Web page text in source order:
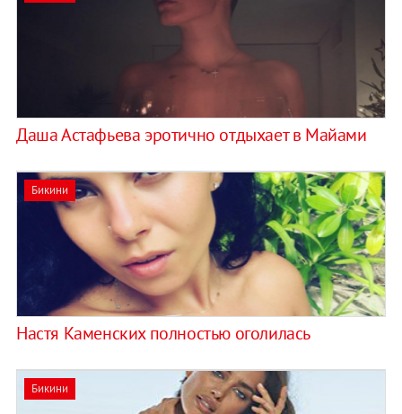
Даша Астафьева эротично отдыхает в Майами
Бикини
Настя Каменских полностью оголилась
Бикини